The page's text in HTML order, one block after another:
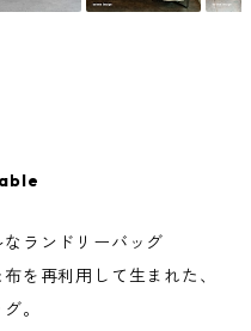
ランドリーバッグ
を再利用して生まれた、
。